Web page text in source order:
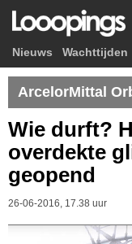
Nieuws Wachttijden
ArcelorMittal
Wie durft?
overdekte
geopend
26-06-2016, 17.38 uur